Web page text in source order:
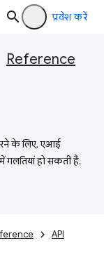
प्रवेश करें
Reference
के लिए, एआई
गलतियां हो सकती हैं.
API